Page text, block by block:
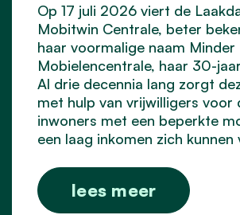
Op 17 juli 2026 viert de
Mobitwin Centrale, beter
haar voormalige naam Minder
Mobielencentrale, haar 30-
Al drie decennia lang zorgt
met hulp van vrijwilligers voor
inwoners met een beperkte
een laag inkomen zich kunnen
lees meer